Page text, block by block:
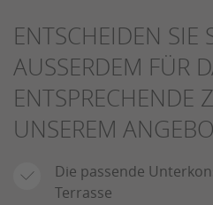
ENTSCHEIDEN SIE
AUSSERDEM FÜR
NTSPRECHENDE
NSEREM
Die passende
Terrasse